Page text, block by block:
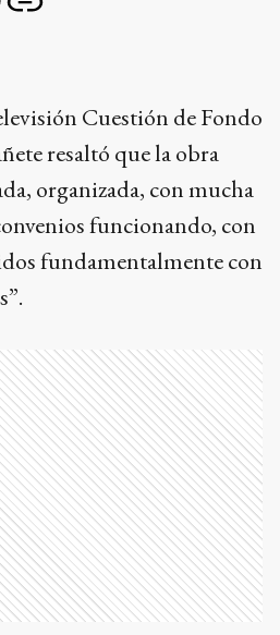
Cuestión de Fondo
resaltó que la obra
organizada, con mucha
funcionando, con
fundamentalmente con